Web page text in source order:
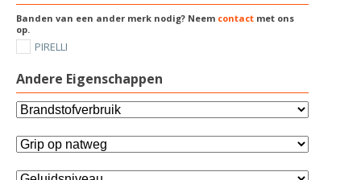
Banden van een ander merk nodig? Neem contact met ons
op.
PIRELLI
Andere Eigenschappen